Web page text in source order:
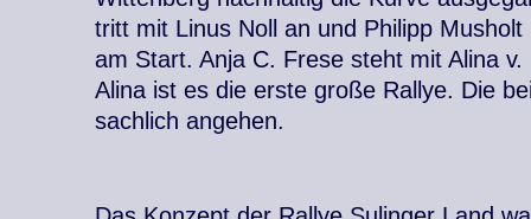
tritt mit Linus Noll an und Philipp
am Start. Anja C. Frese steht mit Alina
Alina ist es die erste große Rallye. Die
sachlich angehen.